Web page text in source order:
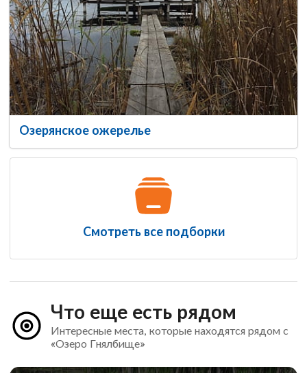
Озерянское ожерелье
Смотреть все подборки
Что еще есть рядом
Интересные места, которые находятся рядом с
«Озеро Гнялбище»